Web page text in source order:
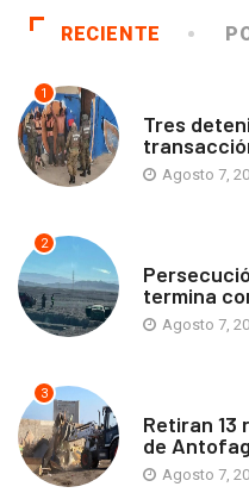
RECIENTE
1
Tres
Agosto 7,
2
termina
Agosto 7,
3
Retiran
de
Agosto 7,